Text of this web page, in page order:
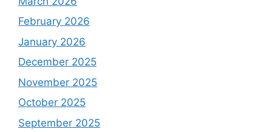
February 2026
January 2026
December 2025
November 2025
October 2025
September 2025